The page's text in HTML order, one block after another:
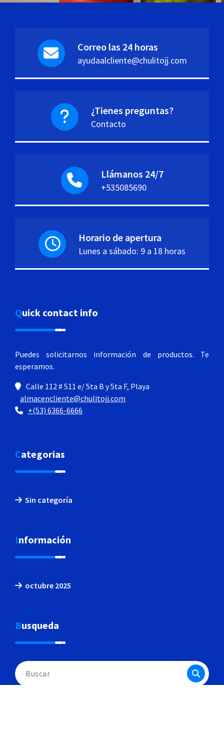
Correo las 24 horas
ayudaalcliente@chulitojj.com
¿Tienes preguntas?
Contacto
Llámanos 24/7
+535085690
Horario de apertura
Lunes a sábado: 9 a 18 horas
Quick contact info
Puedes solicitarnos información de productos. Te
esperamos.
Calle 112 # 511 e/ 5ta B y 5ta F, Playa
almacencliente@chulitojj.com
+(53) 6366-6666
Categorias
Sin categoría
Información
octubre 2025
Busqueda
Buscar: